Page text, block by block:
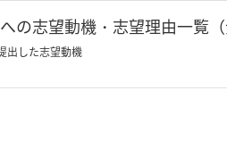
投稿する
ランキングを見る
Vote
注目の企業特集
の志望動機・志望理由一覧（
出した志望動機